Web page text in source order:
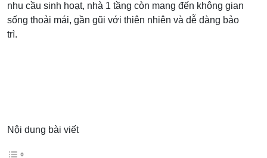
nhu cầu sinh hoạt, nhà 1 tầng còn mang đến không gian
sống thoải mái, gần gũi với thiên nhiên và dễ dàng bảo
trì.
Nội dung bài viết